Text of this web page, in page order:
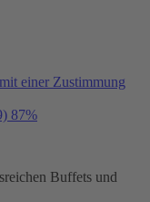
einer Zustimmung
87%
Buffets und